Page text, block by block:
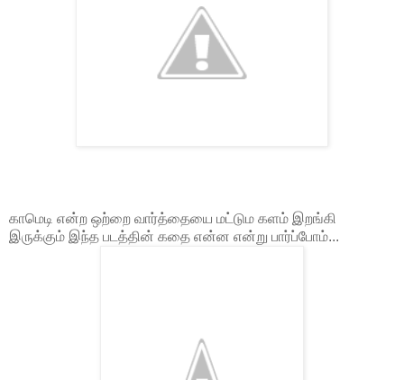
காமெடி என்ற ஒற்றை வார்த்தையை மட்டும களம் இறங்கி
இருக்கும் இந்த படத்தின் கதை என்ன என்று பார்ப்போம்...